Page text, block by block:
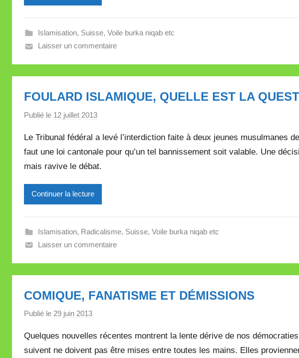
e
l
l
l
t
t
e
Islamisation, Suisse, Voile burka niqab etc
Laisser un commentaire
FOULARD ISLAMIQUE, QUELLE EST LA
Publié le 12 juillet 2013
r
M
i
i
l
e
l
e
Le Tribunal fédéral a levé l’interdiction faite à deux jeunes musulmanes
faut une loi cantonale pour qu’un tel bannissement soit valable. Une
mais ravive le débat.
Continuer la lecture
Islamisation, Radicalisme, Suisse, Voile burka niqab etc
Laisser un commentaire
COMIQUE, FANATISME ET DÉMISSIONS
Publié le 29 juin 2013
r
M
Quelques nouvelles récentes montrent la lente dérive de nos
suivent ne doivent pas être mises entre toutes les mains. Elles